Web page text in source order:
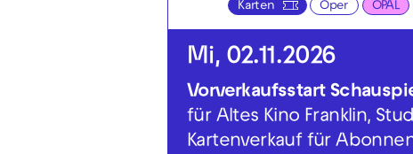
Karten Oper OPAL
Mi, 02.11.2026
Vorverkaufsstart
für Altes Kino Franklin,
Kartenverkauf für